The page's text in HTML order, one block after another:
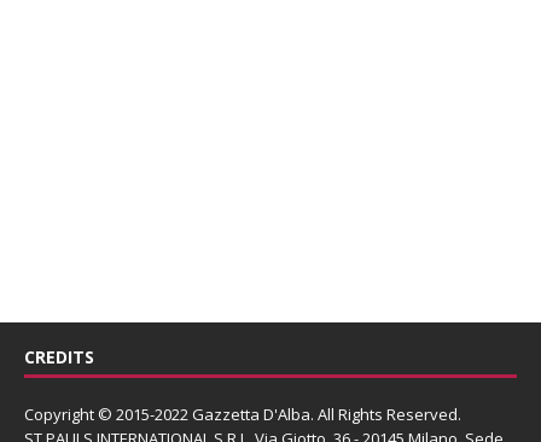
CREDITS
Copyright © 2015-2022 Gazzetta D'Alba. All Rights Reserved.